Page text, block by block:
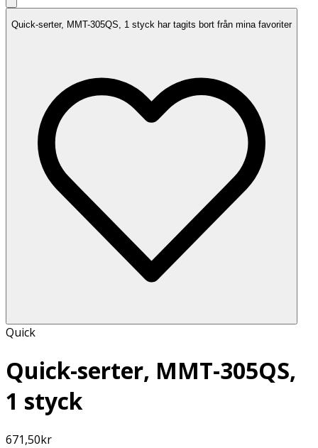
Quick-serter, MMT-305QS, 1 styck har tagits bort från mina favoriter
Quick
Quick-serter, MMT-305QS,
1 styck
671,50kr